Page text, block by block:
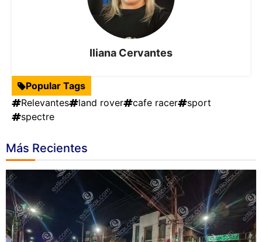
Iliana Cervantes
Popular Tags
Relevantes
land rover cafe racer
sport
spectre
Más Recientes